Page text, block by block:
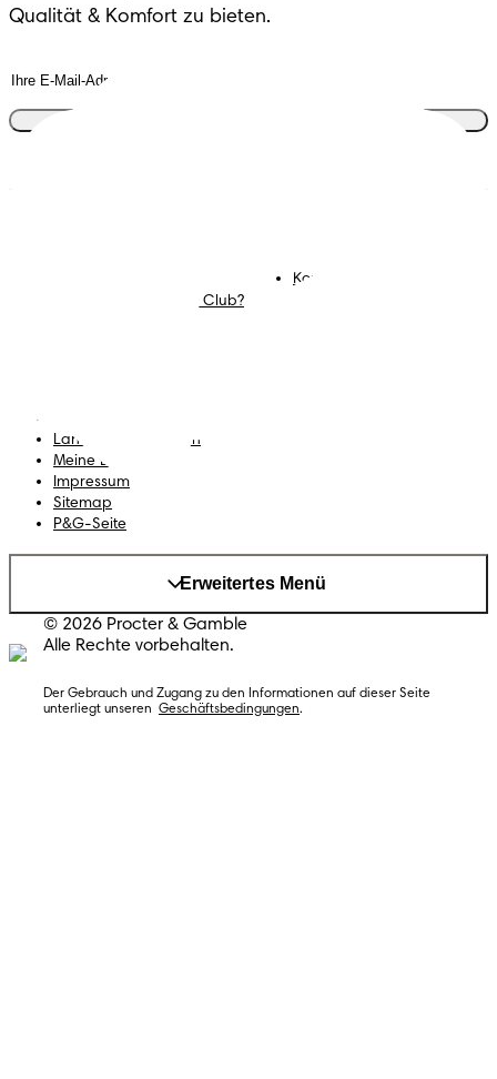
Qualität & Komfort zu bieten.
Was ist der Pampers Club?
Kontakt
Land/Region ändern
Meine Daten
Impressum
Sitemap
P&G-Seite
Erweitertes Menü
© 2026 Procter & Gamble
Alle Rechte vorbehalten.
Der Gebrauch und Zugang zu den Informationen auf dieser Seite
unterliegt unseren Geschäftsbedingungen.